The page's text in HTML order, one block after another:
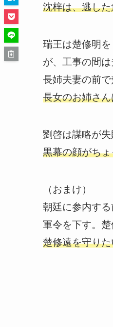
沈梓は、逃し
瑞王は楚修明
が、工事の間
長姉夫妻の前
長女のお姉さ
劉啓は謀略が
黒幕の顔がち
（おまけ）
朝廷に参内す
軍令を下す。楚
楚修遠を守り